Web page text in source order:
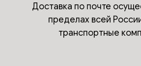
Доставка по почте
пределах всей
транспортные